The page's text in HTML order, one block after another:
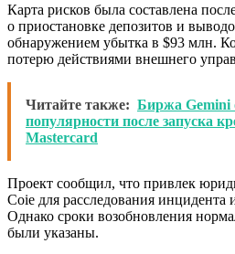
Карта рисков была составлена
о приостановке депозитов и
обнаружением убытка в $93 млн.
потерю действиями внешнего
Читайте также: Биржа Gemini
популярности после запуска
Mastercard
Проект сообщил, что привлек
Coie для расследования инцидента
Однако сроки возобновления
были указаны.